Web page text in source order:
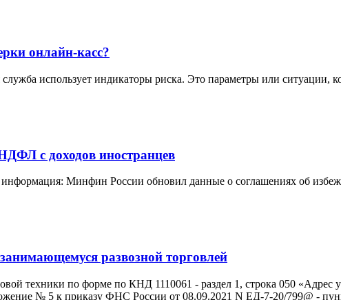
онлайн-касс?
использует индикаторы риска. Это параметры или ситуации,
с доходов иностранцев
Минфин России обновил данные о соглашениях об
развозной торговлей
техники по форме по КНД 1110061 - раздел 1, строка 050 «Адрес
№ 5 к приказу ФНС России от 08.09.2021 N ЕД-7-20/799@ -